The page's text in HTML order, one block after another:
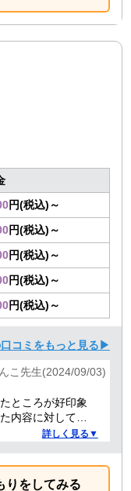
円(税込)～
円(税込)～
円(税込)～
円(税込)～
円(税込)～
コミをもっと見る▶
こ先生(2024/09/03)
ところが好印象
内容に対しての
詳しく見る▼
をしてみる